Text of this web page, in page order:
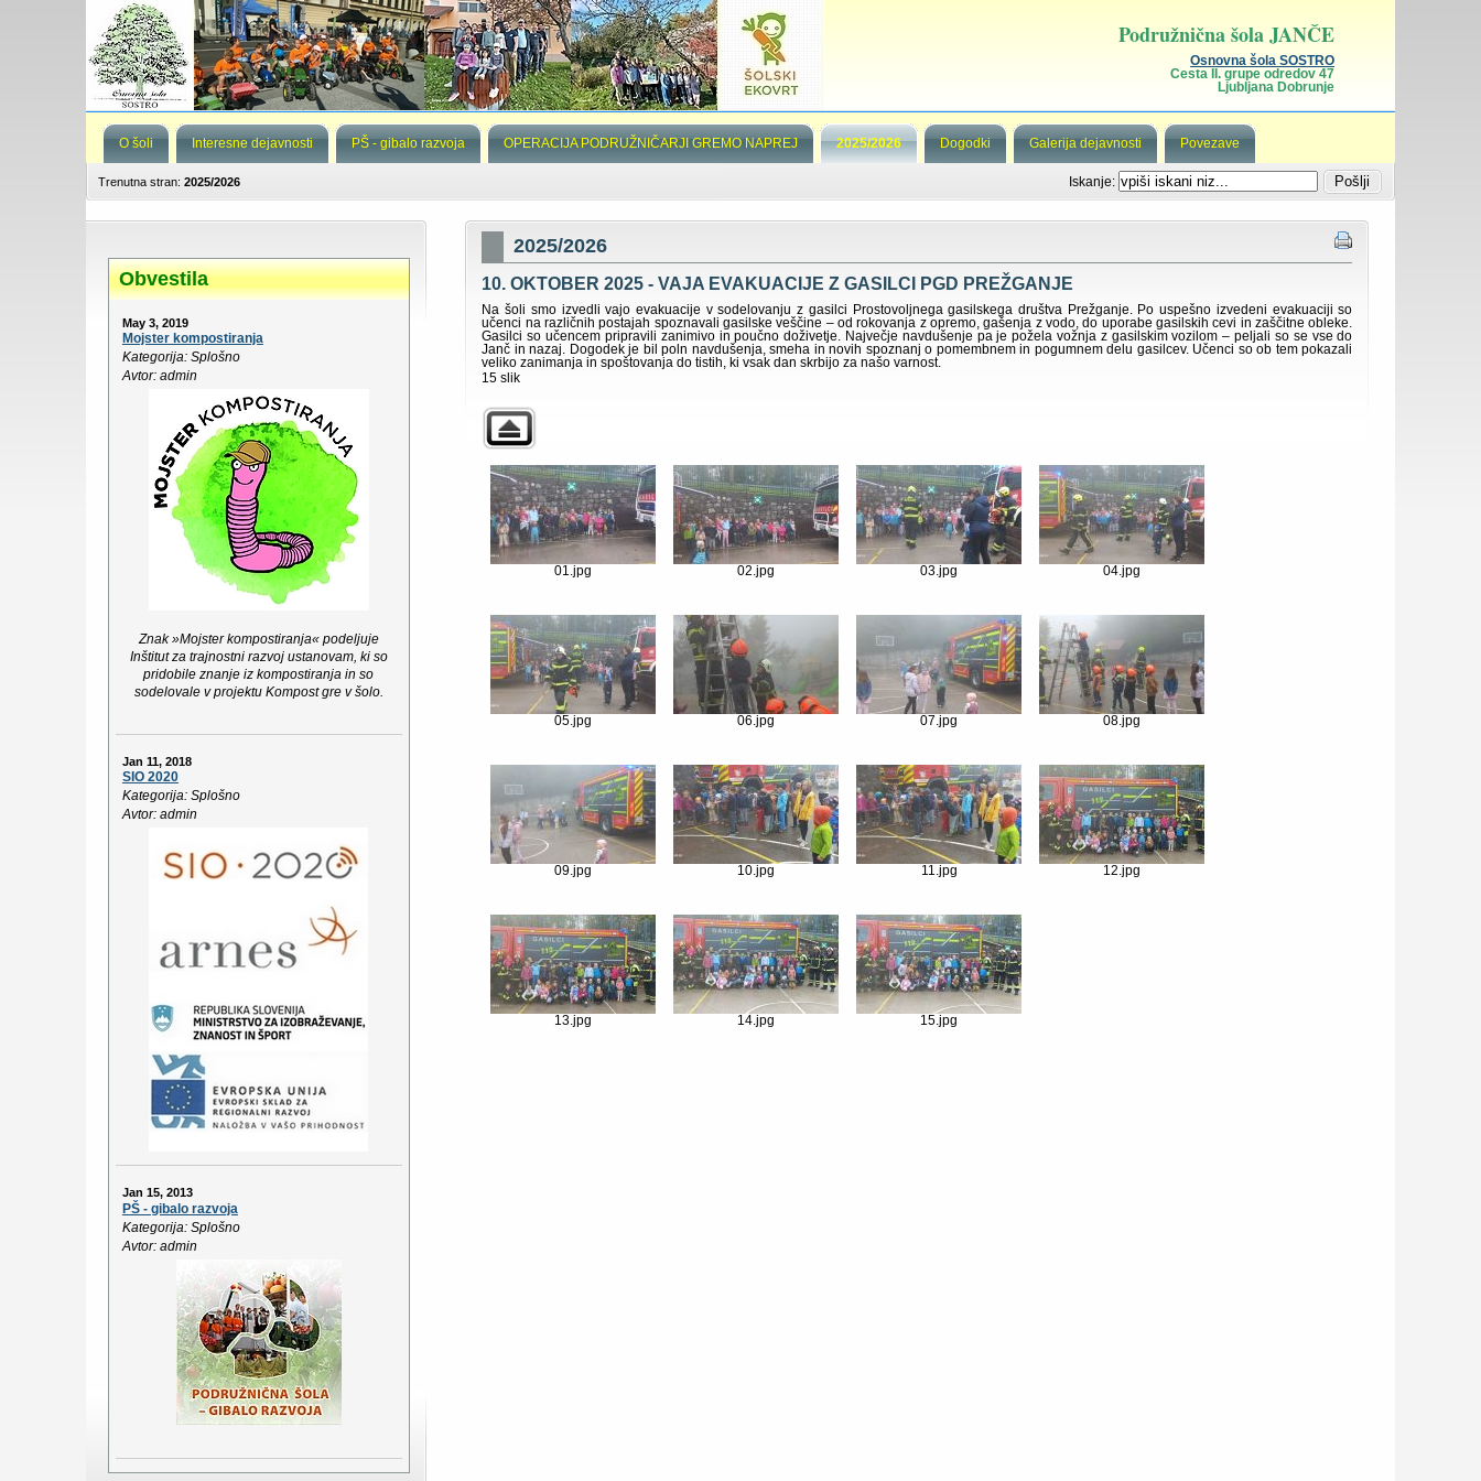
Podružnična šola JANČE
Osnovna šola SOSTRO
Cesta II. grupe odredov 47
Ljubljana Dobrunje
O šoli Interesne dejavnosti PŠ - gibalo razvoja OPERACIJA PODRUŽNIČARJI GREMO NAPREJ 2025/2026 Dogodki Galerija dejavnosti Povezave
Iskanje:
Trenutna stran: 2025/2026
Obvestila
May 3, 2019
Mojster kompostiranja
Kategorija: Splošno
Avtor: admin
Znak »Mojster kompostiranja« podeljuje
Inštitut za trajnostni razvoj ustanovam, ki so
pridobile znanje iz kompostiranja in so
sodelovale v projektu Kompost gre v šolo.
Jan 11, 2018
SIO 2020
Kategorija: Splošno
Avtor: admin
Jan 15, 2013
PŠ - gibalo razvoja
Kategorija: Splošno
Avtor: admin
2025/2026
10. OKTOBER 2025 - VAJA EVAKUACIJE Z GASILCI PGD PREŽGANJE
Na šoli smo izvedli vajo evakuacije v sodelovanju z gasilci Prostovoljnega gasilskega društva Prežganje. Po uspešno izvedeni evakuaciji so
učenci na različnih postajah spoznavali gasilske veščine – od rokovanja z opremo, gašenja z vodo, do uporabe gasilskih cevi in zaščitne obleke.
Gasilci so učencem pripravili zanimivo in poučno doživetje. Največje navdušenje pa je požela vožnja z gasilskim vozilom – peljali so se vse do
Janč in nazaj. Dogodek je bil poln navdušenja, smeha in novih spoznanj o pomembnem in pogumnem delu gasilcev. Učenci so ob tem pokazali
veliko zanimanja in spoštovanja do tistih, ki vsak dan skrbijo za našo varnost.
15 slik
01.jpg 02.jpg 03.jpg 04.jpg
05.jpg 06.jpg 07.jpg 08.jpg
09.jpg 10.jpg 11.jpg 12.jpg
13.jpg 14.jpg 15.jpg